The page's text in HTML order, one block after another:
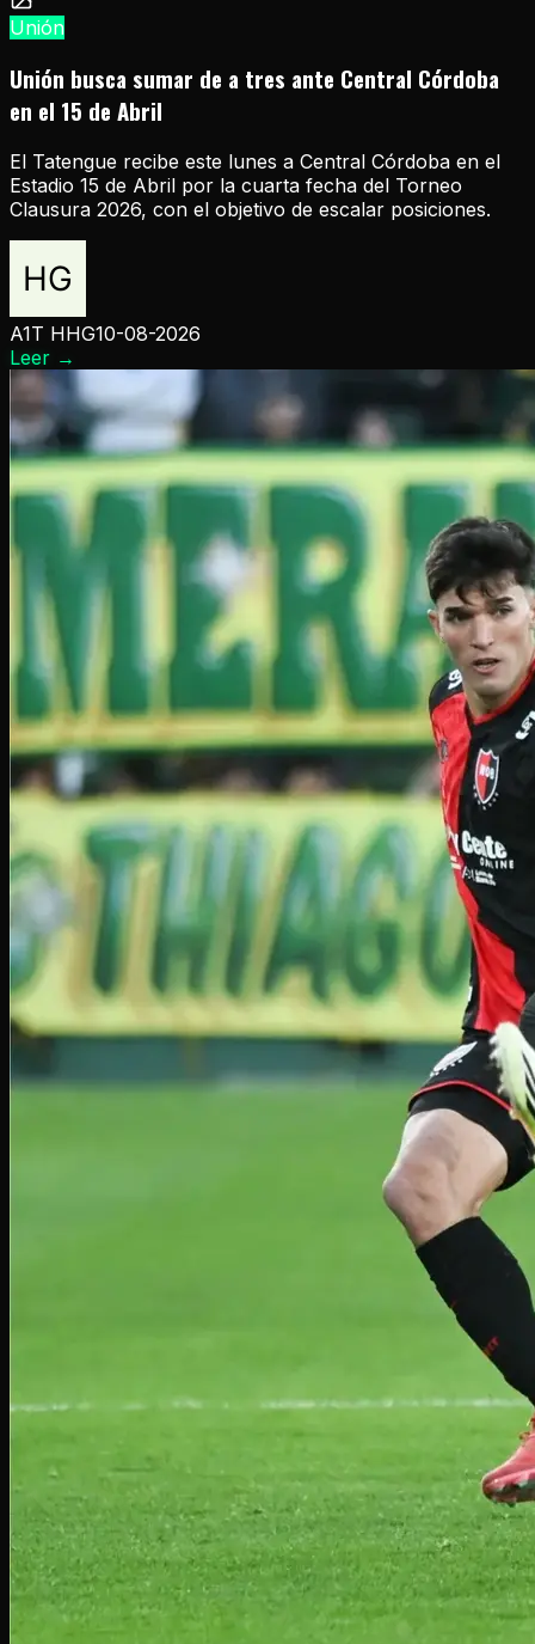
Unión
Unión busca sumar de a tres ante Central Córdoba
en el 15 de Abril
El Tatengue recibe este lunes a Central Córdoba en el
Estadio 15 de Abril por la cuarta fecha del Torneo
Clausura 2026, con el objetivo de escalar posiciones.
A1T HHG10-08-2026
Leer →